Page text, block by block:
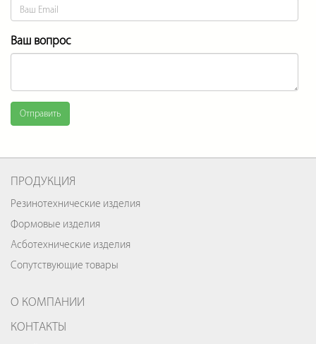
Ваш вопрос
Отправить
ПРОДУКЦИЯ
Резинотехнические изделия
Формовые изделия
Асботехнические изделия
Сопутствующие товары
О КОМПАНИИ
КОНТАКТЫ